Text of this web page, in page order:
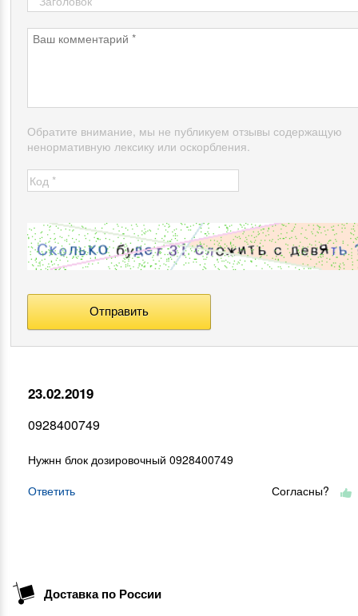
Обратите внимание, мы не публикуем отзывы содержащую
ненормативную лексику или оскорбления.
23.02.2019
0928400749
Нужнн блок дозировочный 0928400749
Ответить
Согласны?
Доставка по России